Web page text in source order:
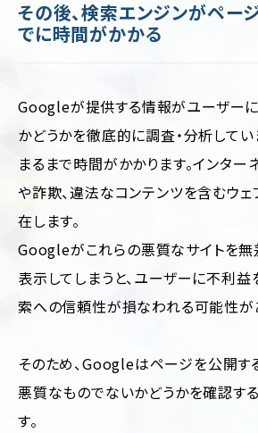
その後、検索エンジンがペー
でに時間がかかる
Googleが提供する情報がユーザー
かどうかを徹底的に調査・分析して
まるまで時間がかかります。インター
や詐欺、違法なコンテンツを含むウェ
在します。
Googleがこれらの悪質なサイトを
表示してしまうと、ユーザーに不利
索への信頼性が損なわれる可能性が
そのため、Googleはページを公開す
悪質なものでないかどうかを確認す
す。